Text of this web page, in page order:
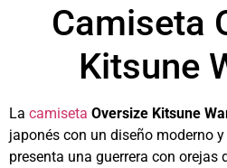
Camiseta
Kitsune
La camiseta Oversize Kitsune
japonés con un diseño moderno
presenta una guerrera con orejas